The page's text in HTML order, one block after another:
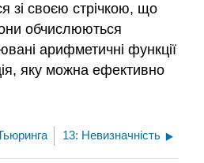
зі своєю стрічкою, що
обчислюються
арифметичні функції
яку можна ефективно
13: Невизначність